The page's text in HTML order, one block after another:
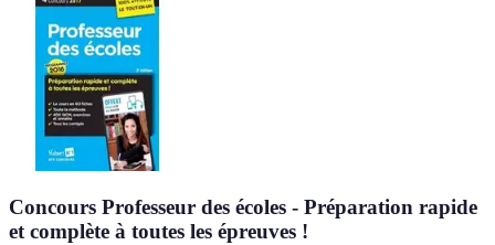
Concours Professeur des écoles - Préparation rapide
et complète à toutes les épreuves !